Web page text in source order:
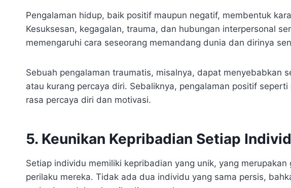
Pengalaman hidup, baik positif maupun negatif, membentuk
Kesuksesan, kegagalan, trauma, dan hubungan interpersonal
memengaruhi cara seseorang memandang dunia dan dirinya
Sebuah pengalaman traumatis, misalnya, dapat menyebabkan
atau kurang percaya diri. Sebaliknya, pengalaman positif
rasa percaya diri dan motivasi.
5. Keunikan Kepribadian Setiap
Setiap individu memiliki kepribadian yang unik, yang
perilaku mereka. Tidak ada dua individu yang sama persis,